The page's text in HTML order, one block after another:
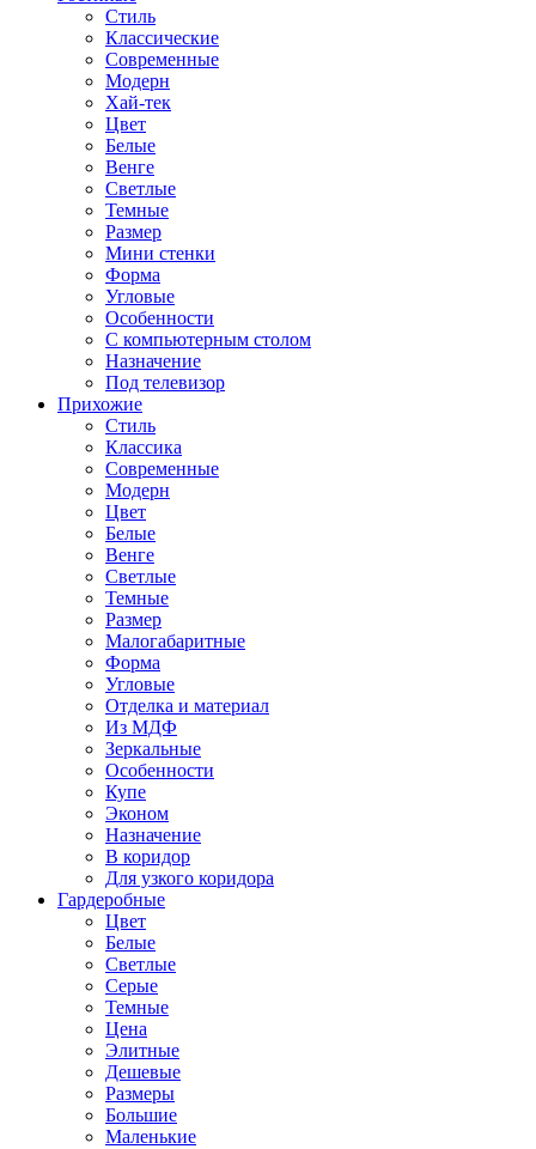
Стиль
Классические
Современные
Модерн
Хай-тек
Цвет
Белые
Венге
Светлые
Темные
Размер
Мини стенки
Форма
Угловые
Особенности
С компьютерным столом
Назначение
Под телевизор
Прихожие
Стиль
Классика
Современные
Модерн
Цвет
Белые
Венге
Светлые
Темные
Размер
Малогабаритные
Форма
Угловые
Отделка и материал
Из МДФ
Зеркальные
Особенности
Купе
Эконом
Назначение
В коридор
Для узкого коридора
Гардеробные
Цвет
Белые
Светлые
Серые
Темные
Цена
Элитные
Дешевые
Размеры
Большие
Маленькие